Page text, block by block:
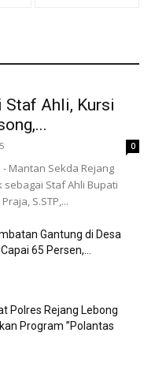
Staf Ahli, Kursi
0
- Mantan Sekda Rejang
sebagai Staf Ahli Bupati
S.STP,...
Gantung di Desa
65 Persen,...
Polres Rejang Lebong
Program ”Polantas